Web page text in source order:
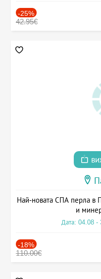
-25%
42.95€
Най-новата СПА перла в
и
Дата: 04.08 -
-18%
110.00€